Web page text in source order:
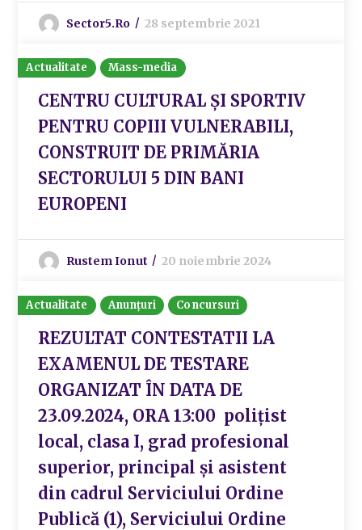
Sector5.ro 28 septembrie 2021
Actualitate Mass-media
CENTRU CULTURAL ȘI SPORTIV
PENTRU COPIII VULNERABILI,
CONSTRUIT DE PRIMĂRIA
SECTORULUI 5 DIN BANI
EUROPENI
Rustem Ionut 20 noiembrie 2024
Actualitate Anunțuri Concursuri
REZULTAT CONTESTATII LA
EXAMENUL DE TESTARE
ORGANIZAT ÎN DATA DE
23.09.2024, ORA 13:00 polițist
local, clasa I, grad profesional
superior, principal și asistent
din cadrul Serviciului Ordine
Publică (1), Serviciului Ordine